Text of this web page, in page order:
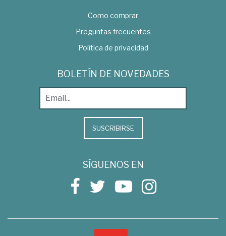
Como comprar
Preguntas frecuentes
Política de privacidad
BOLETÍN DE NOVEDADES
SUSCRIBIRSE
SÍGUENOS EN